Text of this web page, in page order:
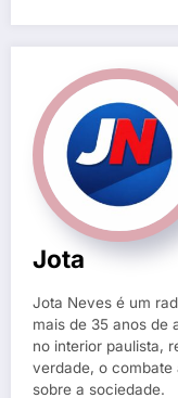
Jota
Jota Neves é um
mais de 35 anos de
no interior paulista,
verdade, o
sobre a sociedade.